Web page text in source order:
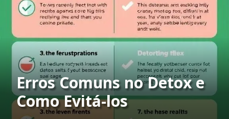
Erros Comuns no Detox e
Como Evitá-los